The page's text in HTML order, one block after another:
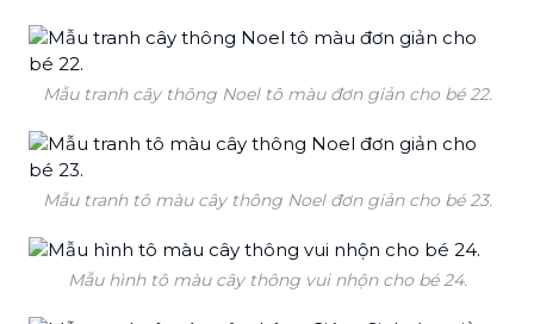
Mẫu tranh cây thông Noel tô màu đơn giản cho bé 22.
Mẫu tranh tô màu cây thông Noel đơn giản cho bé 23.
Mẫu hình tô màu cây thông vui nhộn cho bé 24.